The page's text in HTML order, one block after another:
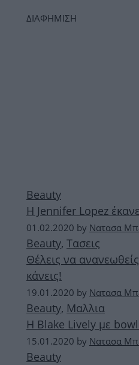
ΔΙΑΦΗΜΙΣΗ
Beauty
Η Jennifer Lopez
01.02.2020 by Νατασα
Beauty, Τασεις
Θέλεις να
κάνεις!
19.01.2020 by Νατασα
Beauty, Μαλλια
Η Blake Lively με
15.01.2020 by Νατασα
Beauty